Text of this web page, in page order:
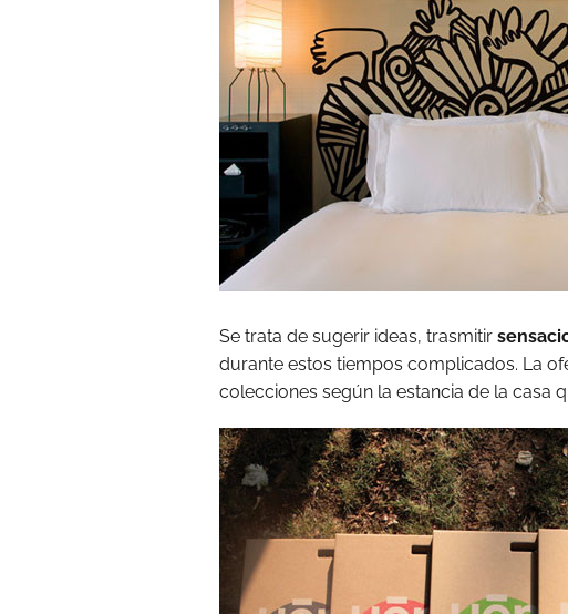
Se trata de sugerir ideas, trasmitir
durante estos tiempos complicados. La
colecciones según la estancia de la casa